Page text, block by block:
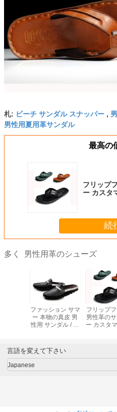
札: ビーチ サンダル スナッパー ,
男性用夏用革サンダル
最高の
フリップ
ー カスタ
続
多く 男性用革のシューズ
ファッション サマ
ー 本物の真皮 男
性用 サンダル / 男
フリップ
男性革の
ー カスタマ
言語を変えて下さい
Japanese